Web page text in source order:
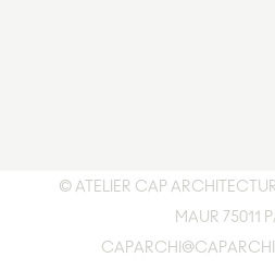
© ATELIER CAP
MAUR 75011